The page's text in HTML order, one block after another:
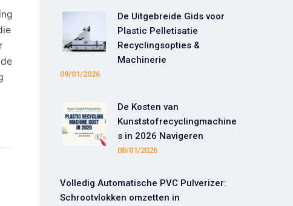
De Uitgebreide Gids voor
Plastic Pelletisatie
Recyclingsopties &
Machinerie
09/01/2026
De Kosten van
Kunststofrecyclingmachine
s in 2026 Navigeren
08/01/2026
Volledig Automatische PVC Pulverizer:
Schrootvlokken omzetten in